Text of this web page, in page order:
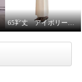
65㌢丈 アイボリーワイドパンツは、シルエット、履き心地ピカイチ